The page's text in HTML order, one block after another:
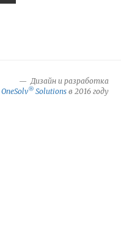
Дизайн и разработка
OneSolv® Solutions в 2016 году